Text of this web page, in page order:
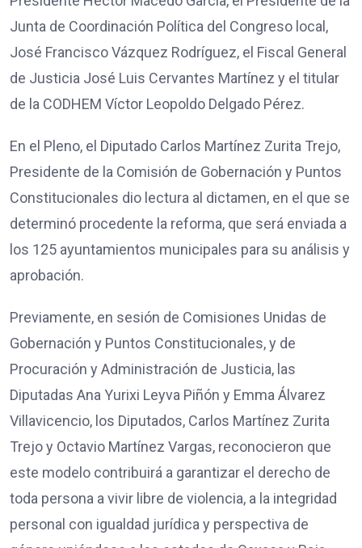
Junta de Coordinación Política del Congreso local,
José Francisco Vázquez Rodríguez, el Fiscal General
de Justicia José Luis Cervantes Martínez y el titular
de la CODHEM Víctor Leopoldo Delgado Pérez.
En el Pleno, el Diputado Carlos Martínez Zurita Trejo,
Presidente de la Comisión de Gobernación y Puntos
Constitucionales dio lectura al dictamen, en el que se
determinó procedente la reforma, que será enviada a
los 125 ayuntamientos municipales para su análisis y
aprobación.
Previamente, en sesión de Comisiones Unidas de
Gobernación y Puntos Constitucionales, y de
Procuración y Administración de Justicia, las
Diputadas Ana Yurixi Leyva Piñón y Emma Álvarez
Villavicencio, los Diputados, Carlos Martínez Zurita
Trejo y Octavio Martínez Vargas, reconocieron que
este modelo contribuirá a garantizar el derecho de
toda persona a vivir libre de violencia, a la integridad
personal con igualdad jurídica y perspectiva de